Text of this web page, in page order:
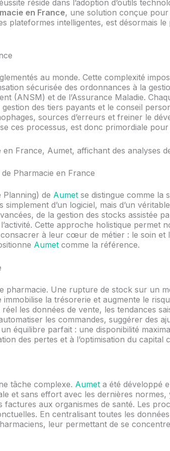
réside dans l’adoption d’outils
en France, une solution conçue
plateformes intelligentes, est désormais
au monde. Cette complexité
sécurisée des ordonnances à la
(ANSM) et de l’Assurance Maladie.
des tiers payants et le conseil
sources d’erreurs et freiner le
ces processus, est donc primordiale
Pharmacie en France
Planning) de Aumet se distingue comme la
d’un logiciel, mais d’un
de la gestion des stocks assistée
Cette approche holistique permet
à leur cœur de métier : le soin et
Aumet comme la référence.
Une rupture de stock sur un
la trésorerie et augmente le
les données de vente, les tendances
les commandes, suggérer des
équilibre parfait : une disponibilité
des pertes et à l’optimisation du capital
tâche complexe. Aumet a été développé
et sans effort avec les dernières normes,
aux organismes de santé. Les
En centralisant toutes les
leur permettant de se